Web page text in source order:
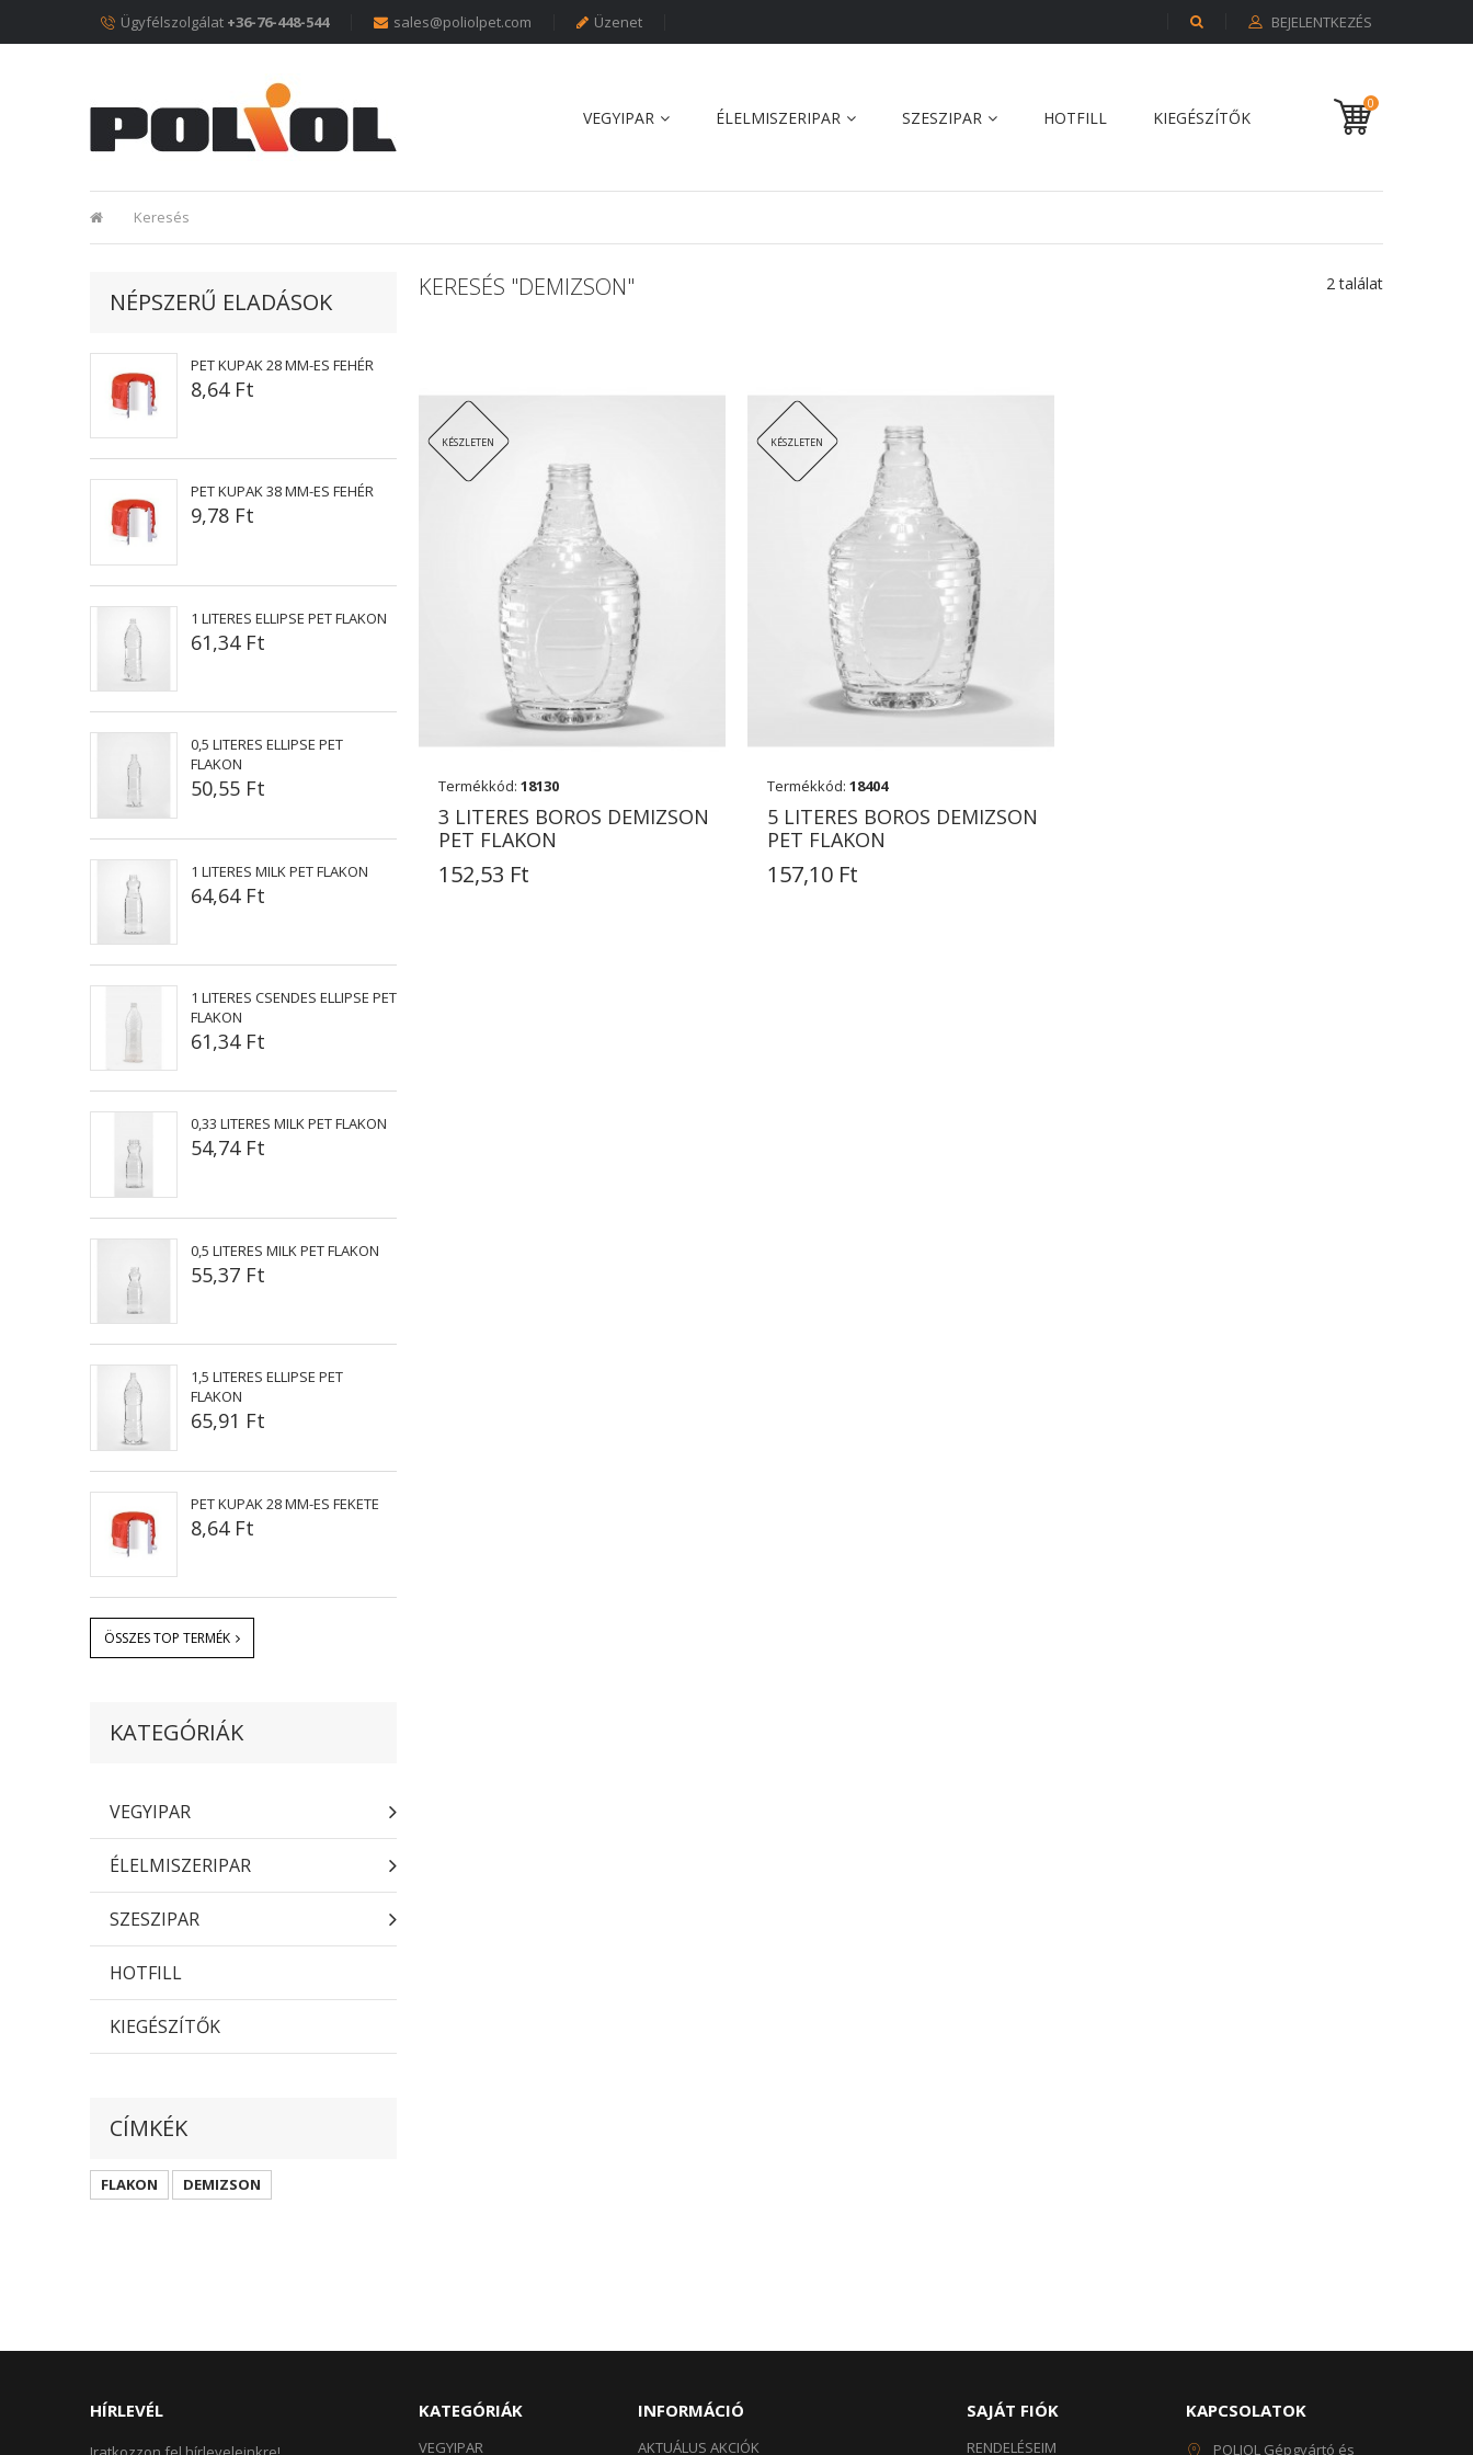
BEJELENTKEZÉS
Ügyfélszolgálat +36-76-448-544 sales@poliolpet.com Üzenet
VEGYIPAR ÉLELMISZERIPAR SZESZIPAR HOTFILL KIEGÉSZÍTŐK
0
Keresés
NÉPSZERŰ ELADÁSOK
PET KUPAK 28 MM-ES FEHÉR
8,64 Ft
PET KUPAK 38 MM-ES FEHÉR
9,78 Ft
1 LITERES ELLIPSE PET FLAKON
61,34 Ft
0,5 LITERES ELLIPSE PET
FLAKON
50,55 Ft
1 LITERES MILK PET FLAKON
64,64 Ft
1 LITERES CSENDES ELLIPSE PET
FLAKON
61,34 Ft
0,33 LITERES MILK PET FLAKON
54,74 Ft
0,5 LITERES MILK PET FLAKON
55,37 Ft
1,5 LITERES ELLIPSE PET
FLAKON
65,91 Ft
PET KUPAK 28 MM-ES FEKETE
8,64 Ft
ÖSSZES TOP TERMÉK
KATEGÓRIÁK
VEGYIPAR
ÉLELMISZERIPAR
SZESZIPAR
HOTFILL
KIEGÉSZÍTŐK
CÍMKÉK
FLAKON DEMIZSON
KERESÉS "DEMIZSON" 2 találat
KÉSZLETEN
Termékkód: 18130
3 LITERES BOROS DEMIZSON
PET FLAKON
152,53 Ft
KÉSZLETEN
Termékkód: 18404
5 LITERES BOROS DEMIZSON
PET FLAKON
157,10 Ft
HÍRLEVÉL KATEGÓRIÁK
VEGYIPAR
INFORMÁCIÓ
AKTUÁLUS AKCIÓK
SAJÁT FIÓK
RENDELÉSEIM
KAPCSOLATOK
POLIOL Gépgyártó és